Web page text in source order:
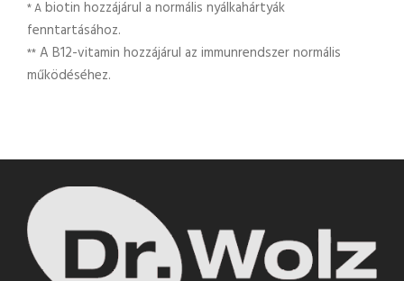
* A biotin hozzájárul a normális nyálkahártyák
fenntartásához.
** A B12-vitamin hozzájárul az immunrendszer normális
működéséhez.